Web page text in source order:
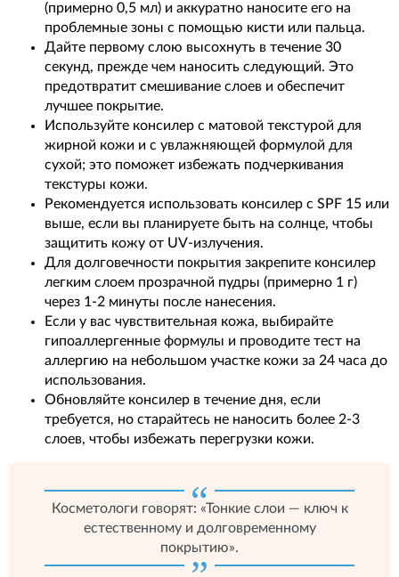
(примерно 0,5 мл) и аккуратно наносите его на
проблемные зоны с помощью кисти или пальца.
Дайте первому слою высохнуть в течение 30
секунд, прежде чем наносить следующий. Это
предотвратит смешивание слоев и обеспечит
лучшее покрытие.
Используйте консилер с матовой текстурой для
жирной кожи и с увлажняющей формулой для
сухой; это поможет избежать подчеркивания
текстуры кожи.
Рекомендуется использовать консилер с SPF 15 или
выше, если вы планируете быть на солнце, чтобы
защитить кожу от UV-излучения.
Для долговечности покрытия закрепите консилер
легким слоем прозрачной пудры (примерно 1 г)
через 1-2 минуты после нанесения.
Если у вас чувствительная кожа, выбирайте
гипоаллергенные формулы и проводите тест на
аллергию на небольшом участке кожи за 24 часа до
использования.
Обновляйте консилер в течение дня, если
требуется, но старайтесь не наносить более 2-3
слоев, чтобы избежать перегрузки кожи.
Косметологи говорят: «Тонкие слои — ключ к
естественному и долговременному
покрытию».